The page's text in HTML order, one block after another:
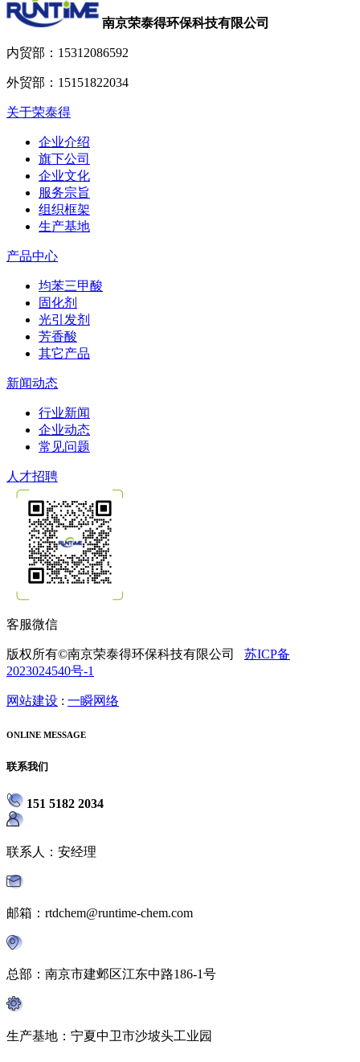
南京荣泰得环保科技有限公司
内贸部： 15312086592
外贸部： 15151822034
关于荣泰得
企业介绍
旗下公司
企业文化
服务宗旨
组织框架
生产基地
产品中心
均苯三甲酸
固化剂
光引发剂
芳香酸
其它产品
新闻动态
行业新闻
企业动态
常见问题
人才招聘
客服微信
版权所有©南京荣泰得环保科技有限公司 苏ICP备
2023024540号-1
网站建设 : 一瞬网络
ONLINE MESSAGE
联系我们
151 5182 2034
联系人：安经理
邮箱：rtdchem@runtime-chem.com
总部：南京市建邺区江东中路186-1号
生产基地：宁夏中卫市沙坡头工业园